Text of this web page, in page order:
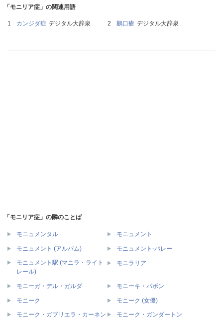
「モニリア症」の関連用語
カンジダ症 デジタル大辞泉 鵝口瘡 デジタル大辞泉
「モニリア症」の隣のことば
モニュメンタル モニュメント
モニュメント (アルバム)
モニュメント‐バレー
モニュメント駅 (マニラ・ライト
レール)
モニラリア
モニーガ・デル・ガルダ モニーキ・パボン
モニーク モニーク (女優)
モニーク・ガブリエラ・カーネン モニーク・ガンダートン